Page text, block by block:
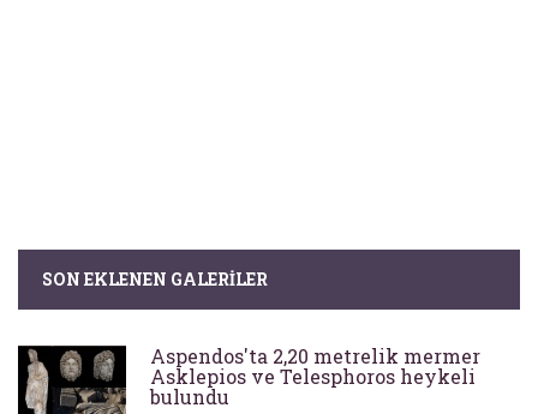
SON EKLENEN GALERILER
Aspendos'ta 2,20 metrelik mermer
Asklepios ve Telesphoros heykeli
bulundu